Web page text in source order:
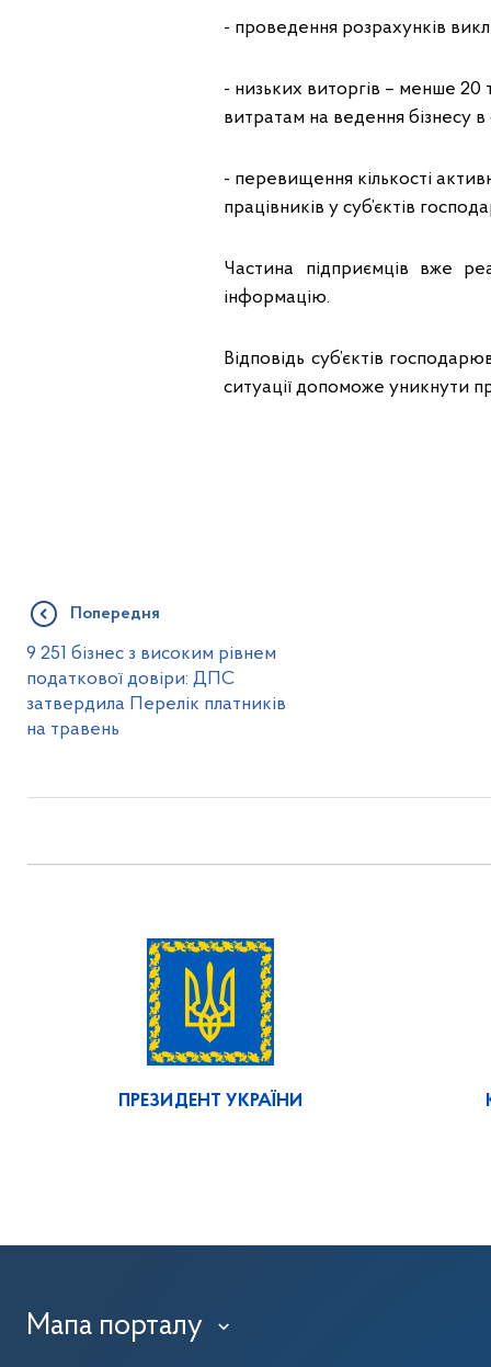
- проведення розрахунків
- низьких виторгів – менше 20
витратам на ведення бізнесу
- перевищення кількості
працівників у суб’єктів
Частина підприємців вже
інформацію.
Відповідь суб’єктів
ситуації допоможе уникнути
Попередня
9 251 бізнес з високим рівнем
податкової довіри: ДПС
затвердила Перелік платників
на травень
ПРЕЗИДЕНТ УКРАЇНИ
Мапа порталу ›